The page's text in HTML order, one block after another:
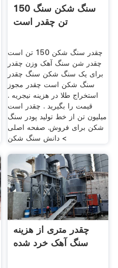
سنگ شکن سنگ 150
تن چقدر است
چقدر سنگ شکن 150 تن است
چقدر شن سنگ آهک وزن چقدر
برای یک سنگ شکن سنگ چقدر
سنگ شکن است چقدر مجوز
استخراج طلا در هزینه نیجریه .
قیمت را بگیرید . چقدر است
میلیون تن از خط تولید پودر سنگ
شکن برای فروش. صفحه اصلی
> دانش سنگ شکن
چقدر متری از هزینه
سنگ آهک خرد شده